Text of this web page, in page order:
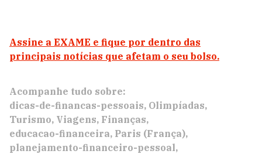
Assine a EXAME e fique por dentro das
principais notícias que afetam o seu bolso.
Acompanhe tudo sobre:
dicas-de-financas-pessoais Olimpíadas
Turismo Viagens Finanças
educacao-financeira Paris (França)
planejamento-financeiro-pessoal